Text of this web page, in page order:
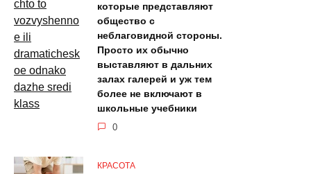
которые представляют
общество с
неблаговидной стороны.
Просто их обычно
выставляют в дальних
залах галерей и уж тем
более не включают в
школьные учебники
0
КРАСОТА